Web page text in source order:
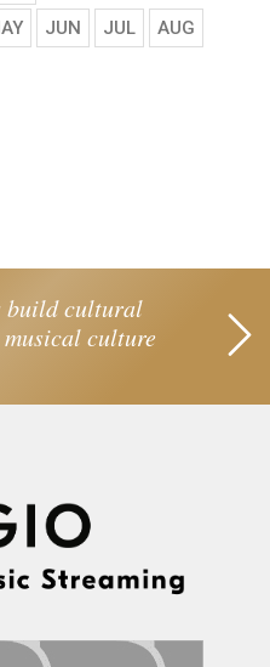
JUN JUL
AUG
build cultural
culture